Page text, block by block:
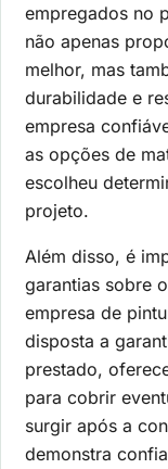
empregados no
não apenas
melhor, mas
durabilidade e
empresa
as opções de
escolheu
projeto.
Além disso, é
garantias sobre
empresa de
disposta a
prestado,
para cobrir
surgir após a
demonstra